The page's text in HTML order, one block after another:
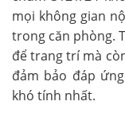
mọi không gian
trong căn phòng.
để trang trí mà
đảm bảo đáp
khó tính nhất.